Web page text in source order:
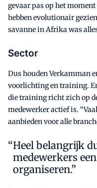
gevaar pas op het
hebben evolutionair
savanne in Afrika was
Sector
Dus houden Verkamman
voorlichting en training.
die training richt zich op
medewerker actief is.
aanbieden voor alle
Heel belangrijk
medewerkers
organiseren.”